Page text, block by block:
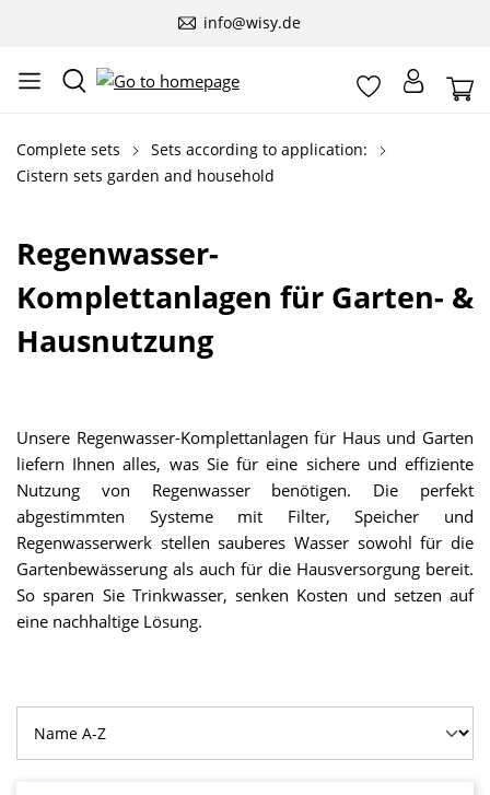
info@wisy.de
Complete sets
Sets according to application:
Cistern sets garden and household
Regenwasser-
Komplettanlagen für Garten- &
Hausnutzung
Unsere Regenwasser-Komplettanlagen für Haus und Garten
liefern Ihnen alles, was Sie für eine sichere und effiziente
Nutzung von Regenwasser benötigen. Die perfekt
abgestimmten Systeme mit Filter, Speicher und
Regenwasserwerk stellen sauberes Wasser sowohl für die
Gartenbewässerung als auch für die Hausversorgung bereit.
So sparen Sie Trinkwasser, senken Kosten und setzen auf
eine nachhaltige Lösung.